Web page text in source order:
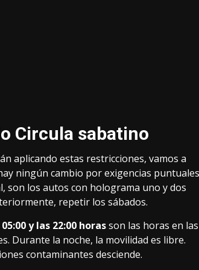
Circula sabatino
aplicando estas restricciones, vamos a
ningún cambio por exigencias puntuales
son los autos con holograma uno y dos
repetir los sábados.
05:00 y las 22:00 horasson las horas en las
Durante la noche, la movilidad es libre.
contaminantes desciende.